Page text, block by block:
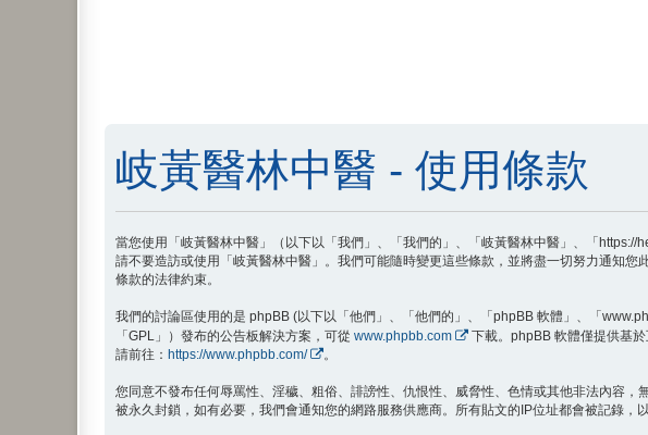
岐黃醫林中醫 - 使用條款
當您使用「岐黃醫林中醫」（以下以「我們」、「我們的」、「岐黃醫林中醫」、「
請不要造訪或使用「岐黃醫林中醫」。我們可能隨時變更這些條款，並將盡一切努力通知
條款的法律約束。
我們的討論區使用的是 phpBB (以下以「他們」、「他們的」、「phpBB 軟體」、「
「GPL」）發布的公告板解決方案，可從 www.phpbb.com
下載。phpBB 軟體僅提供基
請前往： https://www.phpbb.com/ 。
您同意不發布任何辱罵性、淫穢、粗俗、誹謗性、仇恨性、威脅性、色情或其他非法內容
被永久封鎖，如有必要，我們會通知您的網路服務供應商。所有貼文的IP位址都會被記錄，